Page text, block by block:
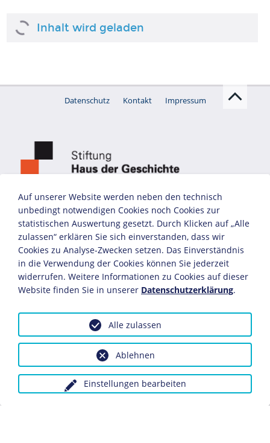
Inhalt wird geladen
Datenschutz Kontakt Impressum
Auf unserer Website werden neben den technisch
unbedingt notwendigen Cookies noch Cookies zur
statistischen Auswertung gesetzt. Durch Klicken auf „Alle
zulassen“ erklären Sie sich einverstanden, dass wir
Cookies zu Analyse-Zwecken setzen. Das Einverständnis
in die Verwendung der Cookies können Sie jederzeit
widerrufen. Weitere Informationen zu Cookies auf dieser
Website finden Sie in unserer Datenschutzerklärung.
Einstellungen bearbeiten
Ablehnen
Alle zulassen